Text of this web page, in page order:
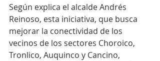
Según explica el alcalde Andrés
Reinoso, esta iniciativa, que busca
mejorar la conectividad de los
vecinos de los sectores Choroico,
Tronlico, Auquinco y Cancino,